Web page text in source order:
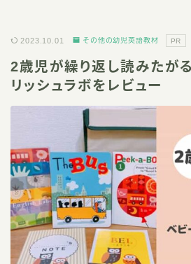
2023.10.01 その他の幼児英語教材 PR
2歳児が繰り返し読みたがる
リッシュラボをレビュー